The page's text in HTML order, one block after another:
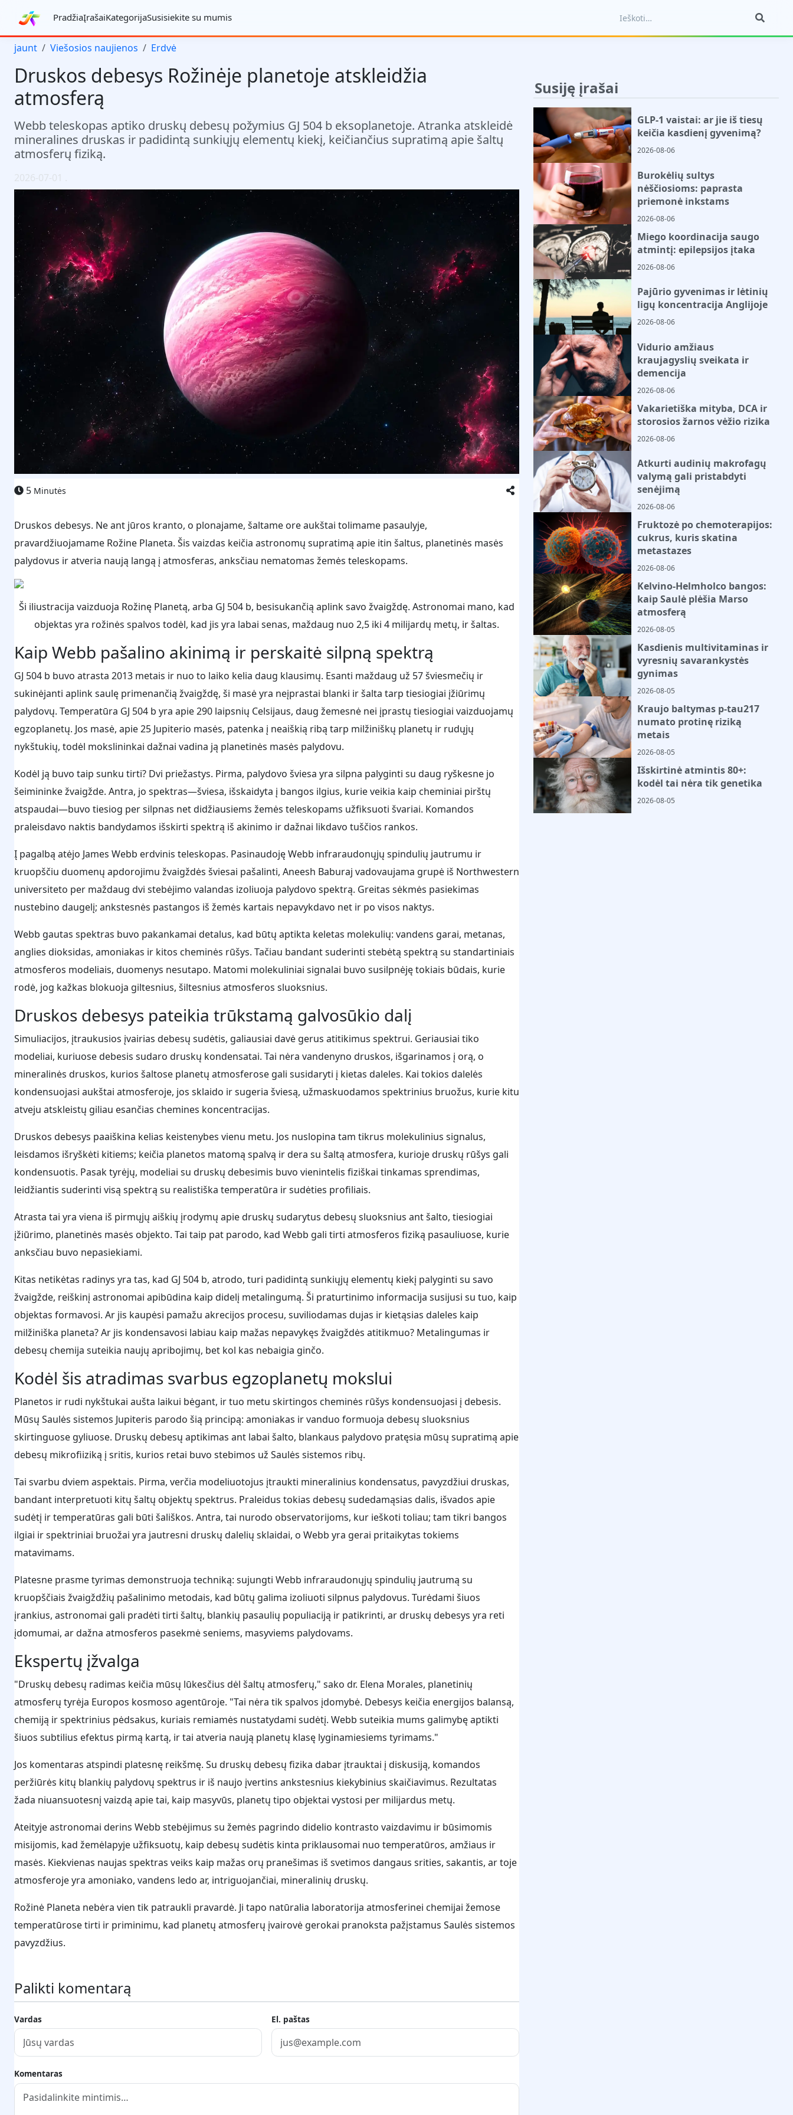
PradžiaĮrašaiKategorijaSusisiekite su mumis
jaunt Viešosios naujienos Erdvė
Druskos debesys Rožinėje planetoje atskleidžia
atmosferą
Webb teleskopas aptiko druskų debesų požymius GJ 504 b eksoplanetoje. Atranka atskleidė
mineralines druskas ir padidintą sunkiųjų elementų kiekį, keičiančius supratimą apie šaltų
atmosferų fiziką.
2026-07-01 .
5 Minutės
Druskos debesys. Ne ant jūros kranto, o plonajame, šaltame ore aukštai tolimame pasaulyje,
pravardžiuojamame Rožine Planeta. Šis vaizdas keičia astronomų supratimą apie itin šaltus, planetinės masės
palydovus ir atveria naują langą į atmosferas, anksčiau nematomas žemės teleskopams.
Ši iliustracija vaizduoja Rožinę Planetą, arba GJ 504 b, besisukančią aplink savo žvaigždę. Astronomai mano, kad
objektas yra rožinės spalvos todėl, kad jis yra labai senas, maždaug nuo 2,5 iki 4 milijardų metų, ir šaltas.
Kaip Webb pašalino akinimą ir perskaitė silpną spektrą
GJ 504 b buvo atrasta 2013 metais ir nuo to laiko kelia daug klausimų. Esanti maždaug už 57 šviesmečių ir
sukinėjanti aplink saulę primenančią žvaigždę, ši masė yra neįprastai blanki ir šalta tarp tiesiogiai įžiūrimų
palydovų. Temperatūra GJ 504 b yra apie 290 laipsnių Celsijaus, daug žemesnė nei įprastų tiesiogiai vaizduojamų
egzoplanetų. Jos masė, apie 25 Jupiterio masės, patenka į neaiškią ribą tarp milžiniškų planetų ir rudųjų
nykštukių, todėl mokslininkai dažnai vadina ją planetinės masės palydovu.
Kodėl ją buvo taip sunku tirti? Dvi priežastys. Pirma, palydovo šviesa yra silpna palyginti su daug ryškesne jo
šeimininke žvaigžde. Antra, jo spektras—šviesa, išskaidyta į bangos ilgius, kurie veikia kaip cheminiai pirštų
atspaudai—buvo tiesiog per silpnas net didžiausiems žemės teleskopams užfiksuoti švariai. Komandos
praleisdavo naktis bandydamos išskirti spektrą iš akinimo ir dažnai likdavo tuščios rankos.
Į pagalbą atėjo James Webb erdvinis teleskopas. Pasinaudoję Webb infraraudonųjų spindulių jautrumu ir
kruopščiu duomenų apdorojimu žvaigždės šviesai pašalinti, Aneesh Baburaj vadovaujama grupė iš Northwestern
universiteto per maždaug dvi stebėjimo valandas izoliuoja palydovo spektrą. Greitas sėkmės pasiekimas
nustebino daugelį; ankstesnės pastangos iš žemės kartais nepavykdavo net ir po visos naktys.
Webb gautas spektras buvo pakankamai detalus, kad būtų aptikta keletas molekulių: vandens garai, metanas,
anglies dioksidas, amoniakas ir kitos cheminės rūšys. Tačiau bandant suderinti stebėtą spektrą su standartiniais
atmosferos modeliais, duomenys nesutapo. Matomi molekuliniai signalai buvo susilpnėję tokiais būdais, kurie
rodė, jog kažkas blokuoja giltesnius, šiltesnius atmosferos sluoksnius.
Druskos debesys pateikia trūkstamą galvosūkio dalį
Simuliacijos, įtraukusios įvairias debesų sudėtis, galiausiai davė gerus atitikimus spektrui. Geriausiai tiko
modeliai, kuriuose debesis sudaro druskų kondensatai. Tai nėra vandenyno druskos, išgarinamos į orą, o
mineralinės druskos, kurios šaltose planetų atmosferose gali susidaryti į kietas daleles. Kai tokios dalelės
kondensuojasi aukštai atmosferoje, jos sklaido ir sugeria šviesą, užmaskuodamos spektrinius bruožus, kurie kitu
atveju atskleistų giliau esančias chemines koncentracijas.
Druskos debesys paaiškina kelias keistenybes vienu metu. Jos nuslopina tam tikrus molekulinius signalus,
leisdamos išryškėti kitiems; keičia planetos matomą spalvą ir dera su šaltą atmosfera, kurioje druskų rūšys gali
kondensuotis. Pasak tyrėjų, modeliai su druskų debesimis buvo vienintelis fiziškai tinkamas sprendimas,
leidžiantis suderinti visą spektrą su realistiška temperatūra ir sudėties profiliais.
Atrasta tai yra viena iš pirmųjų aiškių įrodymų apie druskų sudarytus debesų sluoksnius ant šalto, tiesiogiai
įžiūrimo, planetinės masės objekto. Tai taip pat parodo, kad Webb gali tirti atmosferos fiziką pasauliuose, kurie
anksčiau buvo nepasiekiami.
Kitas netikėtas radinys yra tas, kad GJ 504 b, atrodo, turi padidintą sunkiųjų elementų kiekį palyginti su savo
žvaigžde, reiškinį astronomai apibūdina kaip didelį metalingumą. Ši praturtinimo informacija susijusi su tuo, kaip
objektas formavosi. Ar jis kaupėsi pamažu akrecijos procesu, suviliodamas dujas ir kietąsias daleles kaip
milžiniška planeta? Ar jis kondensavosi labiau kaip mažas nepavykęs žvaigždės atitikmuo? Metalingumas ir
debesų chemija suteikia naujų apribojimų, bet kol kas nebaigia ginčo.
Kodėl šis atradimas svarbus egzoplanetų mokslui
Planetos ir rudi nykštukai aušta laikui bėgant, ir tuo metu skirtingos cheminės rūšys kondensuojasi į debesis.
Mūsų Saulės sistemos Jupiteris parodo šią principą: amoniakas ir vanduo formuoja debesų sluoksnius
skirtinguose gyliuose. Druskų debesų aptikimas ant labai šalto, blankaus palydovo pratęsia mūsų supratimą apie
debesų mikrofiiziką į sritis, kurios retai buvo stebimos už Saulės sistemos ribų.
Tai svarbu dviem aspektais. Pirma, verčia modeliuotojus įtraukti mineralinius kondensatus, pavyzdžiui druskas,
bandant interpretuoti kitų šaltų objektų spektrus. Praleidus tokias debesų sudedamąsias dalis, išvados apie
sudėtį ir temperatūras gali būti šališkos. Antra, tai nurodo observatorijoms, kur ieškoti toliau; tam tikri bangos
ilgiai ir spektriniai bruožai yra jautresni druskų dalelių sklaidai, o Webb yra gerai pritaikytas tokiems
matavimams.
Platesne prasme tyrimas demonstruoja techniką: sujungti Webb infraraudonųjų spindulių jautrumą su
kruopščiais žvaigždžių pašalinimo metodais, kad būtų galima izoliuoti silpnus palydovus. Turėdami šiuos
įrankius, astronomai gali pradėti tirti šaltų, blankių pasaulių populiaciją ir patikrinti, ar druskų debesys yra reti
įdomumai, ar dažna atmosferos pasekmė seniems, masyviems palydovams.
Ekspertų įžvalga
"Druskų debesų radimas keičia mūsų lūkesčius dėl šaltų atmosferų," sako dr. Elena Morales, planetinių
atmosferų tyrėja Europos kosmoso agentūroje. "Tai nėra tik spalvos įdomybė. Debesys keičia energijos balansą,
chemiją ir spektrinius pėdsakus, kuriais remiamės nustatydami sudėtį. Webb suteikia mums galimybę aptikti
šiuos subtilius efektus pirmą kartą, ir tai atveria naują planetų klasę lyginamiesiems tyrimams."
Jos komentaras atspindi platesnę reikšmę. Su druskų debesų fizika dabar įtrauktai į diskusiją, komandos
peržiūrės kitų blankių palydovų spektrus ir iš naujo įvertins ankstesnius kiekybinius skaičiavimus. Rezultatas
žada niuansuotesnį vaizdą apie tai, kaip masyvūs, planetų tipo objektai vystosi per milijardus metų.
Ateityje astronomai derins Webb stebėjimus su žemės pagrindo didelio kontrasto vaizdavimu ir būsimomis
misijomis, kad žemėlapyje užfiksuotų, kaip debesų sudėtis kinta priklausomai nuo temperatūros, amžiaus ir
masės. Kiekvienas naujas spektras veiks kaip mažas orų pranešimas iš svetimos dangaus srities, sakantis, ar toje
atmosferoje yra amoniako, vandens ledo ar, intriguojančiai, mineralinių druskų.
Rožinė Planeta nebėra vien tik patraukli pravardė. Ji tapo natūralia laboratorija atmosferinei chemijai žemose
temperatūrose tirti ir priminimu, kad planetų atmosferų įvairovė gerokai pranoksta pažįstamus Saulės sistemos
pavyzdžius.
Palikti komentarą
Vardas El. paštas
Komentaras
Susiję įrašai
GLP-1 vaistai: ar jie iš tiesų
keičia kasdienį gyvenimą?
2026-08-06
Burokėlių sultys
nėščiosioms: paprasta
priemonė inkstams
2026-08-06
Miego koordinacija saugo
atmintį: epilepsijos įtaka
2026-08-06
Pajūrio gyvenimas ir lėtinių
ligų koncentracija Anglijoje
2026-08-06
Vidurio amžiaus
kraujagyslių sveikata ir
demencija
2026-08-06
Vakarietiška mityba, DCA ir
storosios žarnos vėžio rizika
2026-08-06
Atkurti audinių makrofagų
valymą gali pristabdyti
senėjimą
2026-08-06
Fruktozė po chemoterapijos:
cukrus, kuris skatina
metastazes
2026-08-06
Kelvino-Helmholco bangos:
kaip Saulė plėšia Marso
atmosferą
2026-08-05
Kasdienis multivitaminas ir
vyresnių savarankystės
gynimas
2026-08-05
Kraujo baltymas p-tau217
numato protinę riziką
metais
2026-08-05
Išskirtinė atmintis 80+:
kodėl tai nėra tik genetika
2026-08-05